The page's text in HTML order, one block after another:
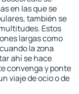
en las que se
también se
Estos
largas como
la zona
ahí se hace
convenga y ponte
viaje de ocio o de